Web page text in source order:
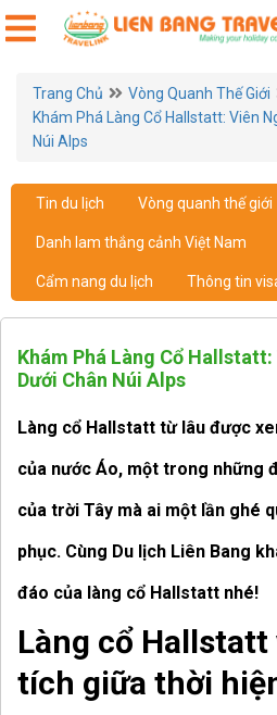
Trang Chủ
Vòng Quanh Thế Giới
Khám Phá Làng Cổ Hallstatt: Viên
Núi Alps
Tin du lịch Vòng quanh thế giới
Danh lam thắng cảnh Việt Nam
Cẩm nang du lịch Thông tin
Khám Phá Làng Cổ Hallstatt:
Dưới Chân Núi Alps
Làng cổ Hallstatt từ lâu được
của nước Áo, một trong những
của trời Tây mà ai một lần ghé
phục. Cùng Du lịch Liên Bang
đáo của làng cổ Hallstatt nhé!
Làng cổ Hallstatt
tích giữa thời